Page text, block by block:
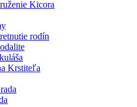
Kicora
rodín
Krstiteľa